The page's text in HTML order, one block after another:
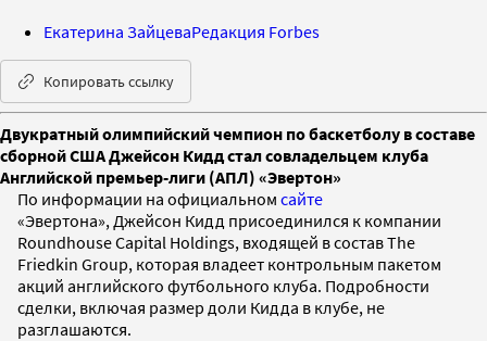
Екатерина ЗайцеваРедакция Forbes
Копировать ссылку
Двукратный олимпийский чемпион по баскетболу в составе
сборной США Джейсон Кидд стал совладельцем клуба
Английской премьер-лиги (АПЛ) «Эвертон»
По информации на официальном сайте
«Эвертона», Джейсон Кидд присоединился к компании
Roundhouse Capital Holdings, входящей в состав The
Friedkin Group, которая владеет контрольным пакетом
акций английского футбольного клуба. Подробности
сделки, включая размер доли Кидда в клубе, не
разглашаются.